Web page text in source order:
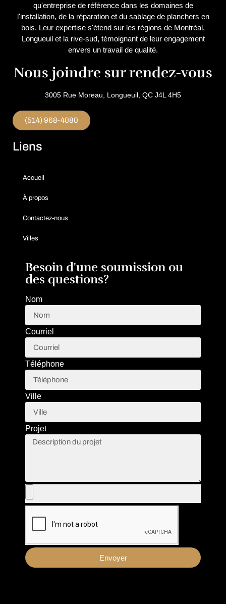
qu'entreprise de référence dans les domaines de
l'installation, de la réparation et du sablage de planchers en
bois. Leur expertise s'étend sur les régions de Montréal,
Longueuil et la rive-sud, témoignant de leur engagement
envers un travail de qualité.
Nous joindre sur rendez-vous
3005 Rue Moreau, Longueuil, QC J4L 4H5
(514) 968-4080
Liens
Accueil
À propos
Contactez-nous
Villes
Besoin d'une soumission ou
des questions?
Nom
Courriel
Téléphone
Ville
Projet
Envoyer